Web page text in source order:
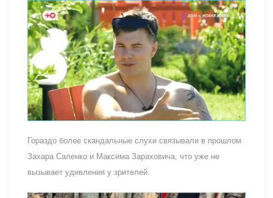
Гораздо более скандальные слухи связывали в прошлом
Захара Саленко и Максима Зараховича, что уже не
вызывает удивления у зрителей.